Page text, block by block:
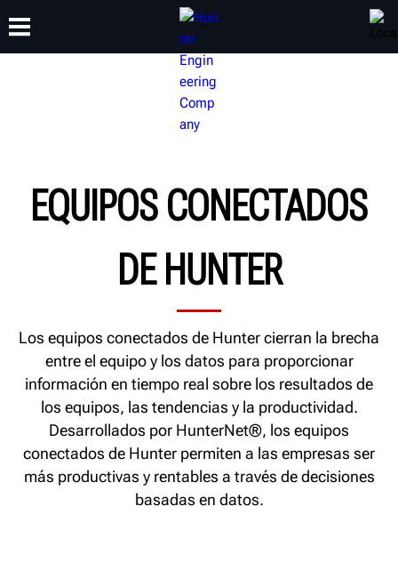
CAPACITACIÓN
EQUIPOS CONECTADOS
DE HUNTER
Los equipos conectados de Hunter cierran la brecha
entre el equipo y los datos para proporcionar
información en tiempo real sobre los resultados de
los equipos, las tendencias y la productividad.
Desarrollados por HunterNet®, los equipos
conectados de Hunter permiten a las empresas ser
más productivas y rentables a través de decisiones
basadas en datos.